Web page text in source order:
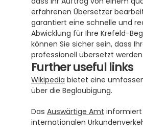
erfahrenen Übersetzer
garantiert eine schnelle und
Abwicklung für Ihre Krefeld-
können Sie sicher sein, dass
professionell übersetzt werden.
Further useful links
Wikipedia bietet eine
über die Beglaubigung.
Das Auswärtige Amt
internationalen